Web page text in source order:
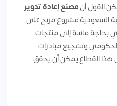
القول أنمصنع إعادة تدوير
السعودية مشروع مربح على
بحاجة ماسة إلى منتجات
وتشجيع مبادرات
هذا القطاع يمكن أن يحقق